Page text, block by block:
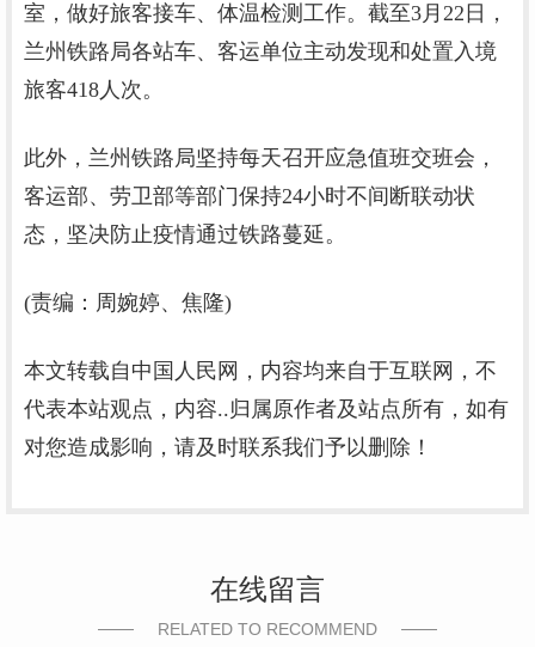
室，做好旅客接车、体温检测工作。截至3月22日，
兰州铁路局各站车、客运单位主动发现和处置入境
旅客418人次。
此外，兰州铁路局坚持每天召开应急值班交班会，
客运部、劳卫部等部门保持24小时不间断联动状
态，坚决防止疫情通过铁路蔓延。
(责编：周婉婷、焦隆)
本文转载自中国人民网 ，内容均来自于互联网，不
代表本站观点，内容..归属原作者及站点所有，如有
对您造成影响，请及时联系我们予以删除！
在线留言
RELATED TO RECOMMEND